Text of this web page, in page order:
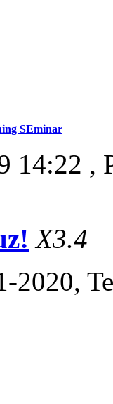
SEminar
14:22 ,
X3.4